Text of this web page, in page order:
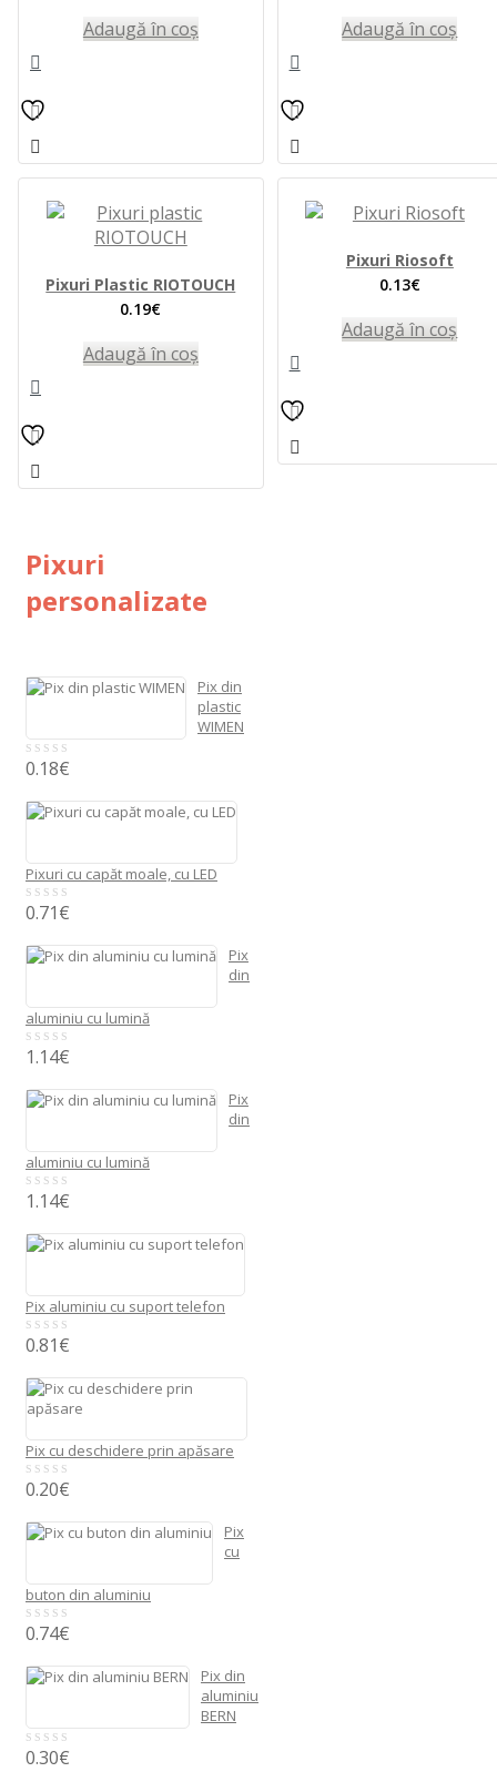
Adaugă în coș Adaugă în coș
Pixuri Plastic RIOTOUCH
0.19€
Adaugă în coș
Pixuri Riosoft
0.13€
Adaugă în coș
Pixuri
personalizate
Pix din
plastic
WIMEN
0
5
0.18€
Pixuri cu capăt moale, cu LED
0
5
0.71€
Pix
din
aluminiu cu lumină
0
5
1.14€
Pix
din
aluminiu cu lumină
0
5
1.14€
Pix aluminiu cu suport telefon
0
5
0.81€
Pix cu deschidere prin apăsare
0
5
0.20€
Pix
cu
buton din aluminiu
0
5
0.74€
Pix din
aluminiu
BERN
0
0.30€